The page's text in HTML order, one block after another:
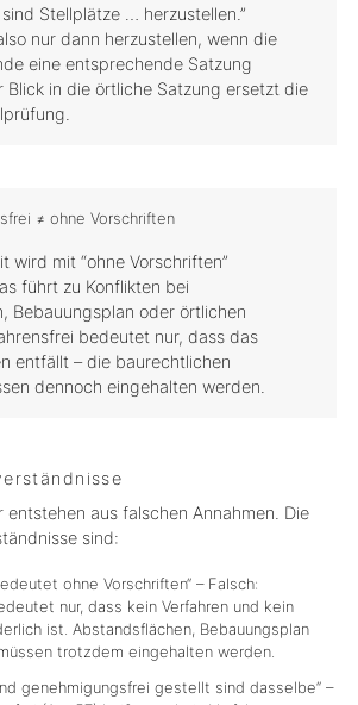
Stellplätze … herzustellen.”
nur dann herzustellen, wenn die
eine entsprechende Satzung
Blick in die örtliche Satzung ersetzt die
≠ ohne Vorschriften
wird mit “ohne Vorschriften”
führt zu Konflikten bei
Bebauungsplan oder örtlichen
bedeutet nur, dass das
entfällt – die baurechtlichen
dennoch eingehalten werden.
entstehen aus falschen Annahmen. Die
sind:
ohne Vorschriften“ – Falsch:
nur, dass kein Verfahren und kein
ist. Abstandsflächen, Bebauungsplan
trotzdem eingehalten werden.
genehmigungsfrei gestellt sind dasselbe“ –